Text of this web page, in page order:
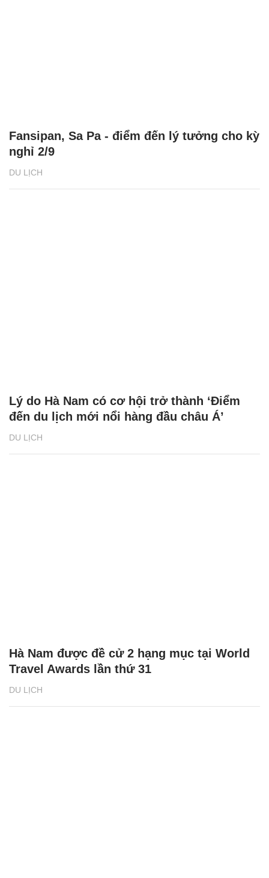
DU LỊCH
Fansipan, Sa Pa - điểm đến lý tưởng cho kỳ
nghỉ 2/9
DU LỊCH
Lý do Hà Nam có cơ hội trở thành ‘Điểm
đến du lịch mới nổi hàng đầu châu Á’
DU LỊCH
Hà Nam được đề cử 2 hạng mục tại World
Travel Awards lần thứ 31